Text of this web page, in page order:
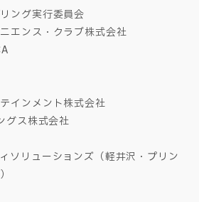
ング実行委員会
エンス・クラブ株式会社
インメント株式会社
グス株式会社
ソリューションズ（軽井沢・プリン